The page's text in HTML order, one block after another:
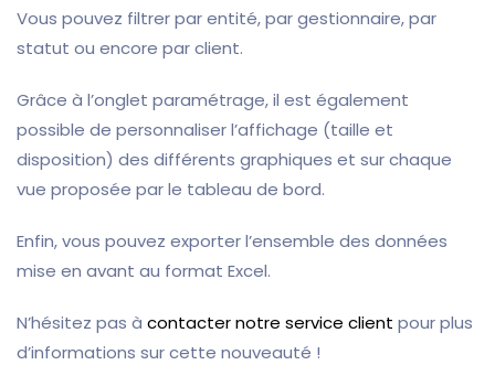
Vous pouvez filtrer par entité, par gestionnaire, par
statut ou encore par client.
Grâce à l’onglet paramétrage, il est également
possible de personnaliser l’affichage (taille et
disposition) des différents graphiques et sur chaque
vue proposée par le tableau de bord.
Enfin, vous pouvez exporter l’ensemble des données
mise en avant au format Excel.
N’hésitez pas à contacter notre service client pour plus
d’informations sur cette nouveauté !